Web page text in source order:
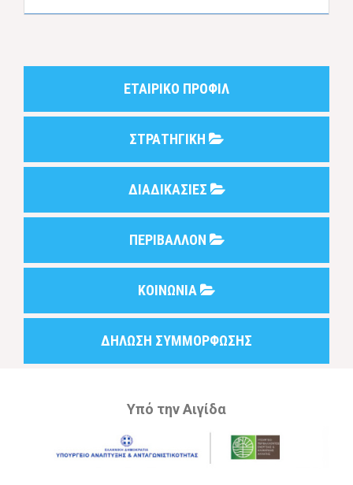
ΕΤΑΙΡΙΚΟ ΠΡΟΦΙΛ
ΣΤΡΑΤΗΓΙΚΗ
ΔΙΑΔΙΚΑΣΙΕΣ
ΠΕΡΙΒΑΛΛΟΝ
ΚΟΙΝΩΝΙΑ
ΔΗΛΩΣΗ ΣΥΜΜΟΡΦΩΣΗΣ
Υπό την Αιγίδα